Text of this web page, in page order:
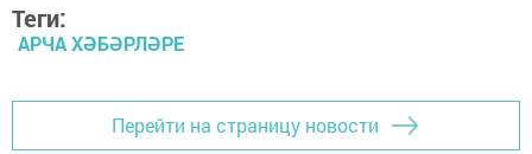
Теги:
АРЧА ХӘБӘРЛӘРЕ
Перейти на страницу новости